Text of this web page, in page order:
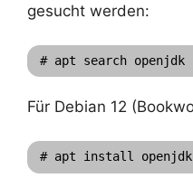
gesucht werden:
# apt search openjdk
Für Debian 12
# apt install